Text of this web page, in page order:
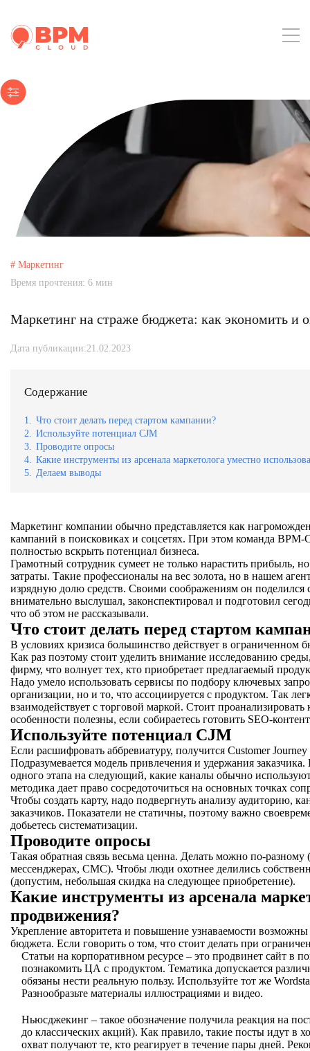
# Маркетинг
Время прочтения: 6 мин
Маркетинг на страже бюджета: как экономить и
Дата публикации:21.02.2023
Содержание
1.
Что стоит делать перед стартом кампании?
2.
Используйте потенциал CJM
3.
Проводите опросы
4.
Какие инструменты из арсенала маркетолога уместно
5.
Делаем выводы
Маркетинг компании обычно представляется как
кампаний в поисковиках и соцсетях. При этом команда BPM-
полностью вскрыть потенциал бизнеса.
Грамотный сотрудник сумеет не только нарастить прибыль,
затраты. Такие профессионалы на вес золота, но в нашем
изрядную долю средств. Своими соображениям он
внимательно выслушал, законспектировал и подготовил
что об этом не рассказывали.
Что стоит делать перед стартом
В условиях кризиса большинство действует в ограниченном
Как раз поэтому стоит уделить внимание исследованию
фирму, что волнует тех, кто приобретает предлагаемый
Надо умело использовать сервисы по подбору ключевых
организации, но и то, что ассоциируется с продуктом. Так
взаимодействует с торговой маркой. Стоит
особенности полезны, если собираетесь готовить SEO-
Используйте потенциал CJM
Если расшифровать аббревиатуру, получится Customer
Подразумевается модель привлечения и удержания
одного этапа на следующий, какие каналы обычно
методика дает право сосредоточиться на основных точках
Чтобы создать карту, надо подвергнуть анализу аудиторию,
заказчиков. Показатели не статичны, поэтому важно
добьетесь систематизации.
Проводите опросы
Такая обратная связь весьма ценна. Делать можно по-разному (
мессенджерах, СМС). Чтобы люди охотнее делились
(допустим, небольшая скидка на следующее приобретение).
Какие инструменты из арсенала
продвижения?
Укрепление авторитета и повышение узнаваемости возможны
бюджета. Если говорить о том, что стоит делать при
Статьи на корпоративном ресурсе – это продвинет сайт в
познакомить ЦА с продуктом. Тематика допускается
обязаны нести реальную пользу. Используйте тот же
Разнообразьте материалы иллюстрациями и видео.
Ньюсджекинг – такое обозначение получила реакция на
до классических акций). Как правило, такие посты идут в
охват получают те, кто реагирует в течение пары дней.